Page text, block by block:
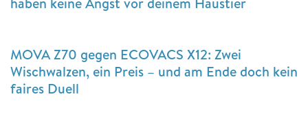
MOVA Z70 gegen ECOVACS X12: Zwei
Wischwalzen, ein Preis – und am Ende doch kein
faires Duell